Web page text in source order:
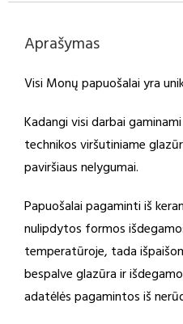
Aprašymas
Visi Monų papuošalai yra
Kadangi visi darbai
technikos viršutiniame
paviršiaus nelygumai.
Papuošalai pagaminti iš
nulipdytos formos
temperatūroje, tada
bespalve glazūra ir
adatėlės pagamintos iš